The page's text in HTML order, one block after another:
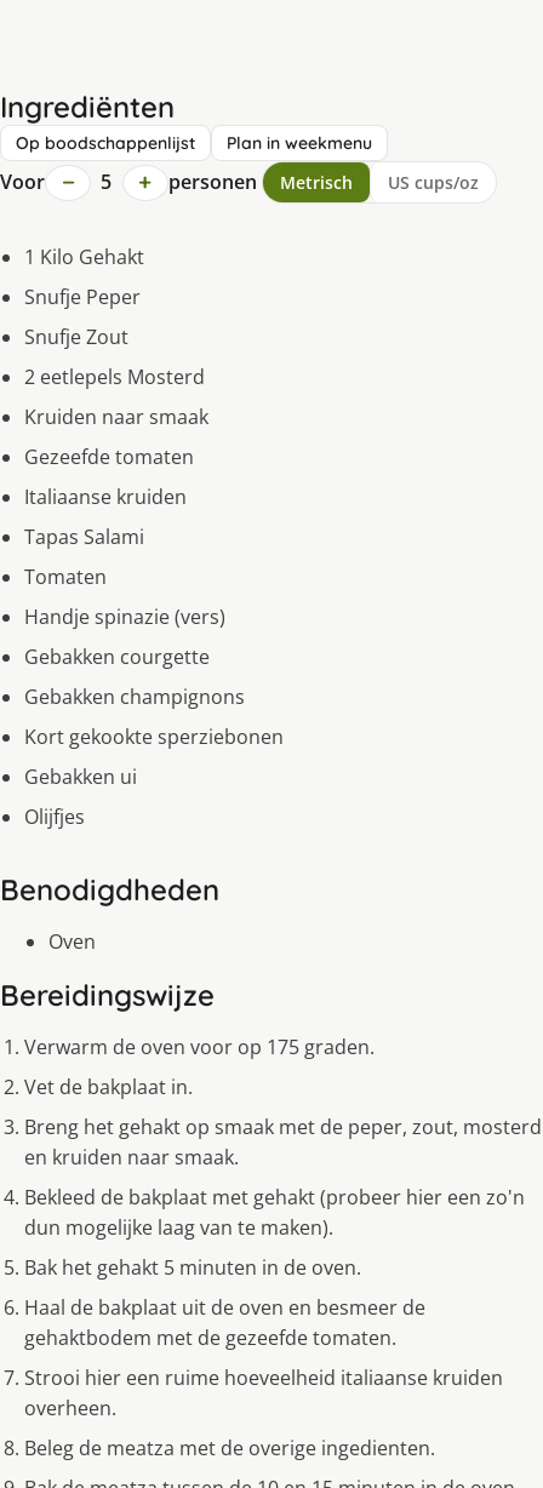
Ingrediënten
Op boodschappenlijst Plan in weekmenu
Voor − 5 + personen Metrisch US cups/oz
1 Kilo Gehakt
Snufje Peper
Snufje Zout
2 eetlepels Mosterd
Kruiden naar smaak
Gezeefde tomaten
Italiaanse kruiden
Tapas Salami
Tomaten
Handje spinazie (vers)
Gebakken courgette
Gebakken champignons
Kort gekookte sperziebonen
Gebakken ui
Olijfjes
Benodigdheden
Oven
Bereidingswijze
Verwarm de oven voor op 175 graden.
Vet de bakplaat in.
Breng het gehakt op smaak met de peper, zout, mosterd
en kruiden naar smaak.
Bekleed de bakplaat met gehakt (probeer hier een zo'n
dun mogelijke laag van te maken).
Bak het gehakt 5 minuten in de oven.
Haal de bakplaat uit de oven en besmeer de
gehaktbodem met de gezeefde tomaten.
Strooi hier een ruime hoeveelheid italiaanse kruiden
overheen.
Beleg de meatza met de overige ingedienten.